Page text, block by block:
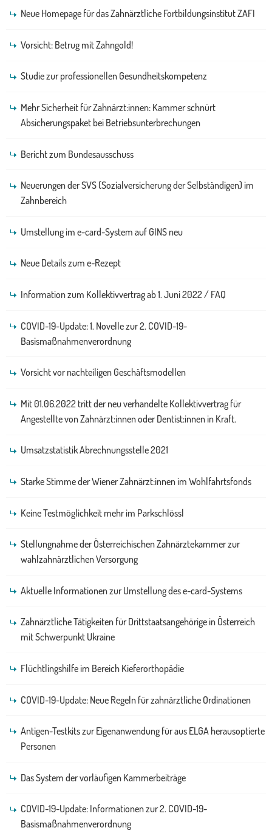
Neue Homepage für das Zahnärztliche Fortbildungsinstitut ZAFI
Vorsicht: Betrug mit Zahngold!
Studie zur professionellen Gesundheitskompetenz
Mehr Sicherheit für Zahnärzt:innen: Kammer schnürt
Absicherungspaket bei Betriebsunterbrechungen
Bericht zum Bundesausschuss
Neuerungen der SVS (Sozialversicherung der Selbständigen) im
Zahnbereich
Umstellung im e-card-System auf GINS neu
Neue Details zum e-Rezept
Information zum Kollektivvertrag ab 1. Juni 2022 / FAQ
COVID-19-Update: 1. Novelle zur 2. COVID-19-
Basismaßnahmenverordnung
Vorsicht vor nachteiligen Geschäftsmodellen
Mit 01.06.2022 tritt der neu verhandelte Kollektivvertrag für
Angestellte von Zahnärzt:innen oder Dentist:innen in Kraft.
Umsatzstatistik Abrechnungsstelle 2021
Starke Stimme der Wiener Zahnärzt:innen im Wohlfahrtsfonds
Keine Testmöglichkeit mehr im Parkschlössl
Stellungnahme der Österreichischen Zahnärztekammer zur
wahlzahnärztlichen Versorgung
Aktuelle Informationen zur Umstellung des e-card-Systems
Zahnärztliche Tätigkeiten für Drittstaatsangehörige in Österreich
mit Schwerpunkt Ukraine
Flüchtlingshilfe im Bereich Kieferorthopädie
COVID-19-Update: Neue Regeln für zahnärztliche Ordinationen
Antigen-Testkits zur Eigenanwendung für aus ELGA herausoptierte
Personen
Das System der vorläufigen Kammerbeiträge
COVID-19-Update: Informationen zur 2. COVID-19-
Basismaßnahmenverordnung